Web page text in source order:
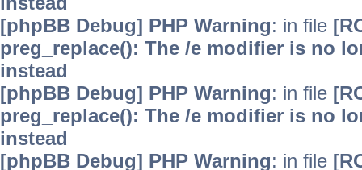
[phpBB Debug] PHP Warning: in file
preg_replace(): The /e modifier is no
instead
[phpBB Debug] PHP Warning: in file
preg_replace(): The /e modifier is no
instead
[phpBB Debug] PHP Warning: in file